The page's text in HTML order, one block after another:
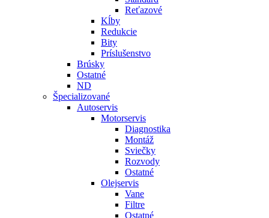
Reťazové
Kĺby
Redukcie
Bity
Príslušenstvo
Brúsky
Ostatné
ND
Špecializované
Autoservis
Motorservis
Diagnostika
Montáž
Sviečky
Rozvody
Ostatné
Olejservis
Vane
Filtre
Ostatné